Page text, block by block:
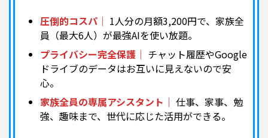
圧倒的コスパ｜ 1人分の月額3,200円で、家族全
員（最大6人）が最強AIを使い放題。
プライバシー完全保護｜ チャット履歴やGoogle
ドライブのデータはお互いに見えないので安
心。
家族全員の専属アシスタント｜ 仕事、家事、勉
強、趣味まで、世代に応じた活用ができる。